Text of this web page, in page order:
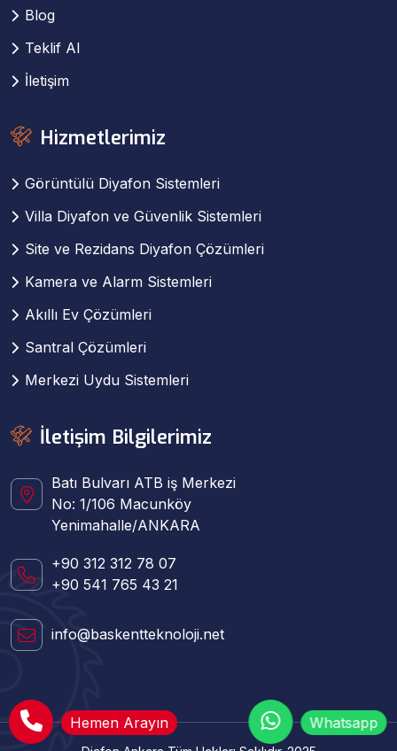
Blog
Teklif Al
İletişim
Hizmetlerimiz
Görüntülü Diyafon Sistemleri
Villa Diyafon ve Güvenlik Sistemleri
Site ve Rezidans Diyafon Çözümleri
Kamera ve Alarm Sistemleri
Akıllı Ev Çözümleri
Santral Çözümleri
Merkezi Uydu Sistemleri
İletişim Bilgilerimiz
Batı Bulvarı ATB iş Merkezi
No: 1/106 Macunköy
Yenimahalle/ANKARA
+90 312 312 78 07
+90 541 765 43 21
info@baskentteknoloji.net
Whatsapp
Hemen Arayın